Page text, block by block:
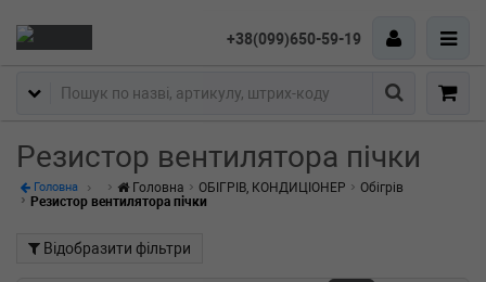
+38(099)650-59-19
Пошук
Резистор вентилятора пічки
Головна Головна ОБІГРІВ, КОНДИЦІОНЕР
Обігрів
Резистор вентилятора пічки
Відобразити фільтри